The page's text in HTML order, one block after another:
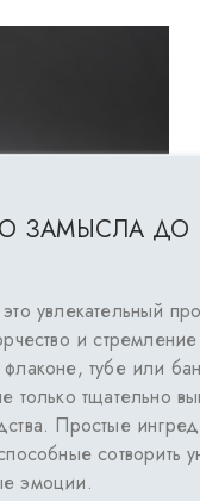
ЗАМЫСЛА
увлекательный
и
тубе или
только тщательно
Простые
сотворить
эмоции.